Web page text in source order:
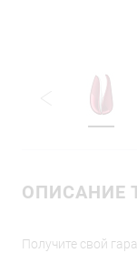
ОПИСАНИЕ
Получите свой